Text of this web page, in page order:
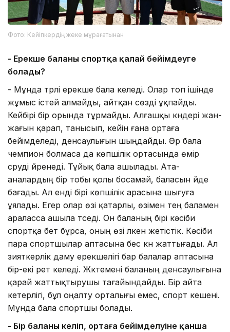
Фото: Кейіпкердің жеке мұрағатынан
- Ерекше баланы спортқа қалай бейімдеуге
болады?
- Мұнда түрлі ерекше бала келеді. Олар топ ішінде
жұмыс істей алмайды, айтқан сөзді ұқпайды.
Кейбірі бір орында тұрмайды. Алғашқы күндері жан-
жағын қарап, танысып, кейін ғана ортаға
бейімделеді, денсаулығын шыңдайды. Әр бала
чемпион болмаса да көпшілік ортасында өмір
сүруді үйренеді. Тұйық бала ашылады. Ата-
аналардың бір тобы қолы босамай, баласын үйде
бағады. Ал енді бірі көпшілік арасына шығуға
ұялады. Егер олар өзі қатарлы, өзімен тең баламен
араласса ашыла түседі. Он баланың бірі кәсіби
спортқа бет бұрса, оның өзі үлкен жетістік. Кәсіби
пара спортшылар аптасына бес күн жаттығады. Ал
зияткерлік даму ерекшелігі бар балалар аптасына
бір-екі рет келеді. Жүктемені баланың денсаулығына
қарай жаттықтырушы тағайындайды. Бір айта
кетерлігі, бұл оңалту орталығы емес, спорт кешені.
Мұнда бала спортшы болады.
- Бір баланың келіп, ортаға бейімделуіне қанша